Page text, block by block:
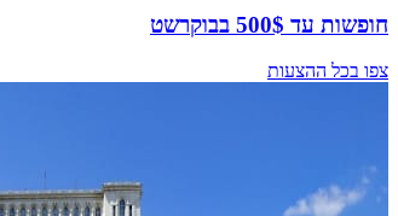
חופשות עד 500$ בבוקרשט
צפו בכל ההצעות